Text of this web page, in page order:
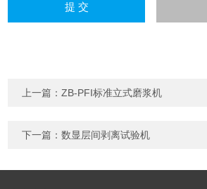
上一篇：ZB-PFI标准立式磨浆机
下一篇：数显层间剥离试验机